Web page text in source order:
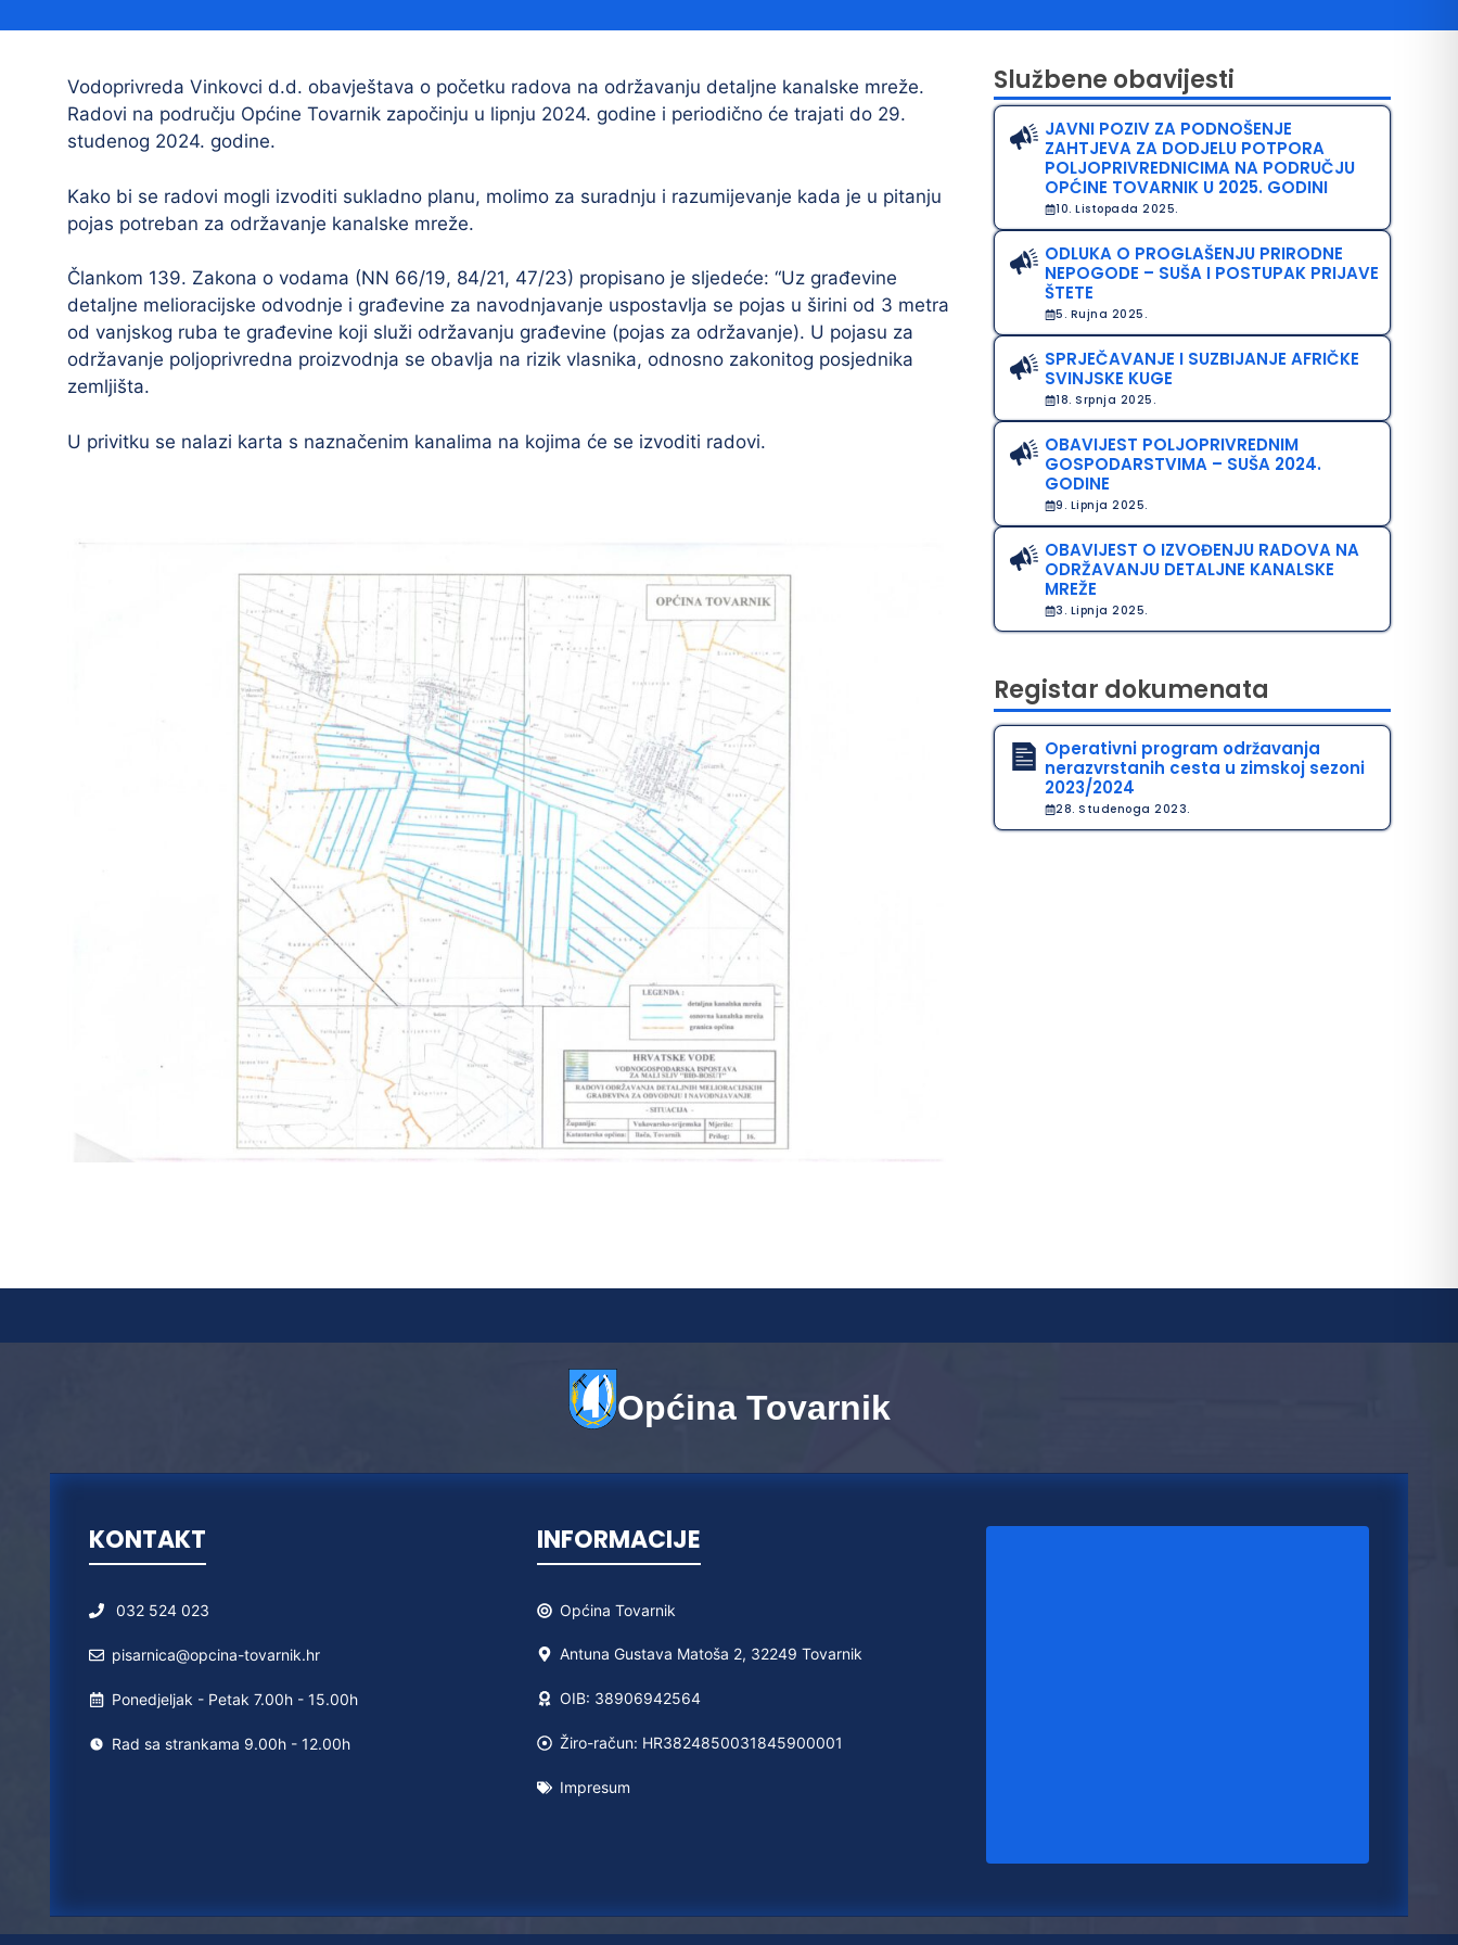
Sponzorstva i donacije
Procedure
I. izmjene i dopune prostornog plana
uređenja Općine Tovarnik
II. izmjene i dopune prostornog plana
uređenja Općine Tovarnik
uređenja Općine Tovarnik
Vatrogastvo
Pravo na pristup informacijama
Izjava o pristupačnosti
Pravila privatnosti
Vodoprivreda Vinkovci d.d. obavještava o početku radova na održavanju detaljne kanalske mreže.
Radovi na području Općine Tovarnik započinju u lipnju 2024. godine i periodično će trajati do 29.
studenog 2024. godine.
Kako bi se radovi mogli izvoditi sukladno planu, molimo za suradnju i razumijevanje kada je u pitanju
pojas potreban za održavanje kanalske mreže.
Člankom 139. Zakona o vodama (NN 66/19, 84/21, 47/23) propisano je sljedeće: “Uz građevine
detaljne melioracijske odvodnje i građevine za navodnjavanje uspostavlja se pojas u širini od 3 metra
od vanjskog ruba te građevine koji služi održavanju građevine (pojas za održavanje). U pojasu za
održavanje poljoprivredna proizvodnja se obavlja na rizik vlasnika, odnosno zakonitog posjednika
zemljišta.
U privitku se nalazi karta s naznačenim kanalima na kojima će se izvoditi radovi.
Službene obavijesti
JAVNI POZIV ZA PODNOŠENJE
ZAHTJEVA ZA DODJELU POTPORA
POLJOPRIVREDNICIMA NA PODRUČJU
OPĆINE TOVARNIK U 2025. GODINI
10. Listopada 2025.
ODLUKA O PROGLAŠENJU PRIRODNE
NEPOGODE – SUŠA I POSTUPAK PRIJAVE
ŠTETE
5. Rujna 2025.
SPRJEČAVANJE I SUZBIJANJE AFRIČKE
SVINJSKE KUGE
18. Srpnja 2025.
OBAVIJEST POLJOPRIVREDNIM
GOSPODARSTVIMA – SUŠA 2024.
GODINE
9. Lipnja 2025.
OBAVIJEST O IZVOĐENJU RADOVA NA
ODRŽAVANJU DETALJNE KANALSKE
MREŽE
3. Lipnja 2025.
Registar dokumenata
Operativni program održavanja
nerazvrstanih cesta u zimskoj sezoni
2023/2024
28. Studenoga 2023.
Općina Tovarnik
KONTAKT
032 524 023
pisarnica@opcina-tovarnik.hr
Ponedjeljak - Petak 7.00h - 15.00h
Rad sa strankama 9.00h - 12.00h
INFORMACIJE
OpćinaTovarnik
Antuna Gustava Matoša 2, 32249 Tovarnik
OIB: 38906942564
Žiro-račun: HR3824850031845900001
Impresum